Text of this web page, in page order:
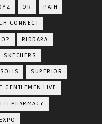
OR PAIH
CONNECT
RIDDARA
SKECHERS
SOLIS SUPERIOR
GENTLEMEN LIVE